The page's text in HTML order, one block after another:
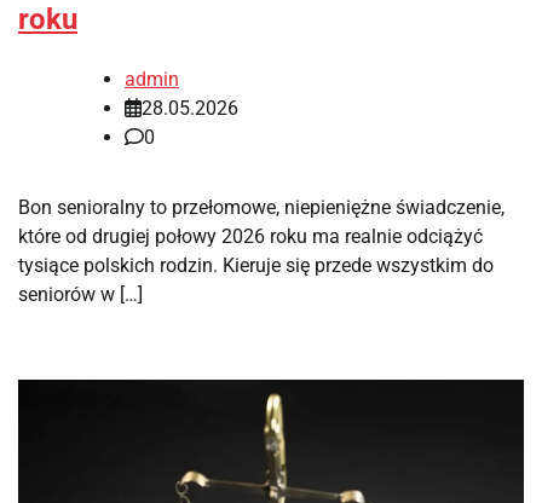
roku
admin
28.05.2026
0
Bon senioralny to przełomowe, niepieniężne świadczenie,
które od drugiej połowy 2026 roku ma realnie odciążyć
tysiące polskich rodzin. Kieruje się przede wszystkim do
seniorów w […]